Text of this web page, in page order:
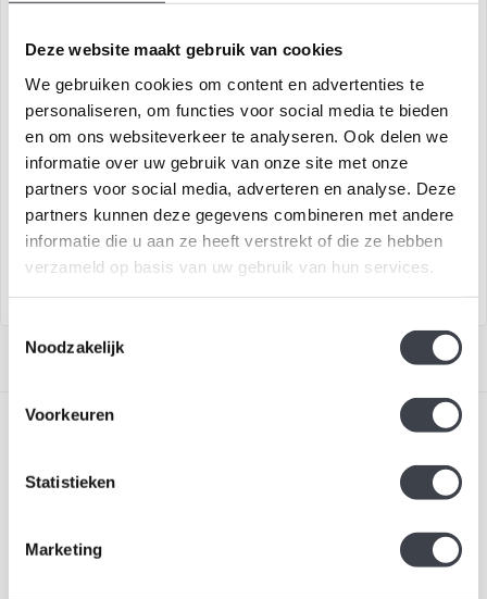
Deze website maakt gebruik van cookies
We gebruiken cookies om content en advertenties te
personaliseren, om functies voor social media te bieden
en om ons websiteverkeer te analyseren. Ook delen we
informatie over uw gebruik van onze site met onze
partners voor social media, adverteren en analyse. Deze
partners kunnen deze gegevens combineren met andere
informatie die u aan ze heeft verstrekt of die ze hebben
verzameld op basis van uw gebruik van hun services.
Noodzakelijk
Voorkeuren
Statistieken
Marketing
Kiwok – De Onverzettelijke
€9.500,00
Een indrukwekkend
wandsculptuur van Mats
Jonasson waarin kri..
Kristallen Vlinder van Mats
Jonasson
€1.950,00
Handgemaakt kristallen
kunstwerk van Mats
Jonasson: een deli..